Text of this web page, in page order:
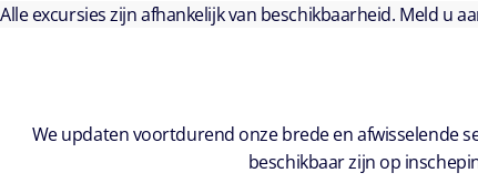
Alle excursies zijn afhankelijk van beschikbaarheid. Meld u
We updaten voortdurend onze brede en afwisselende
beschikbaar zijn op